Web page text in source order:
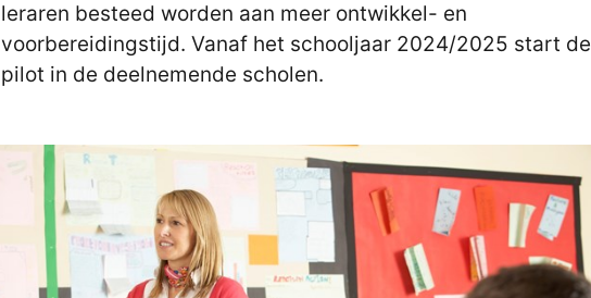
leraren besteed worden aan meer ontwikkel- en
voorbereidingstijd. Vanaf het schooljaar 2024/2025 start de
pilot in de deelnemende scholen.